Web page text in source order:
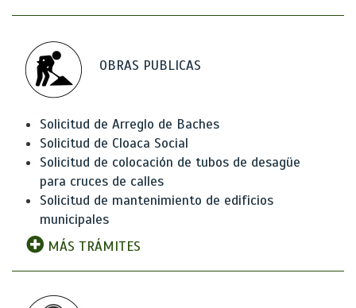
OBRAS PUBLICAS
Solicitud de Arreglo de Baches
Solicitud de Cloaca Social
Solicitud de colocación de tubos de desagüe
para cruces de calles
Solicitud de mantenimiento de edificios
municipales
MÁS TRÁMITES